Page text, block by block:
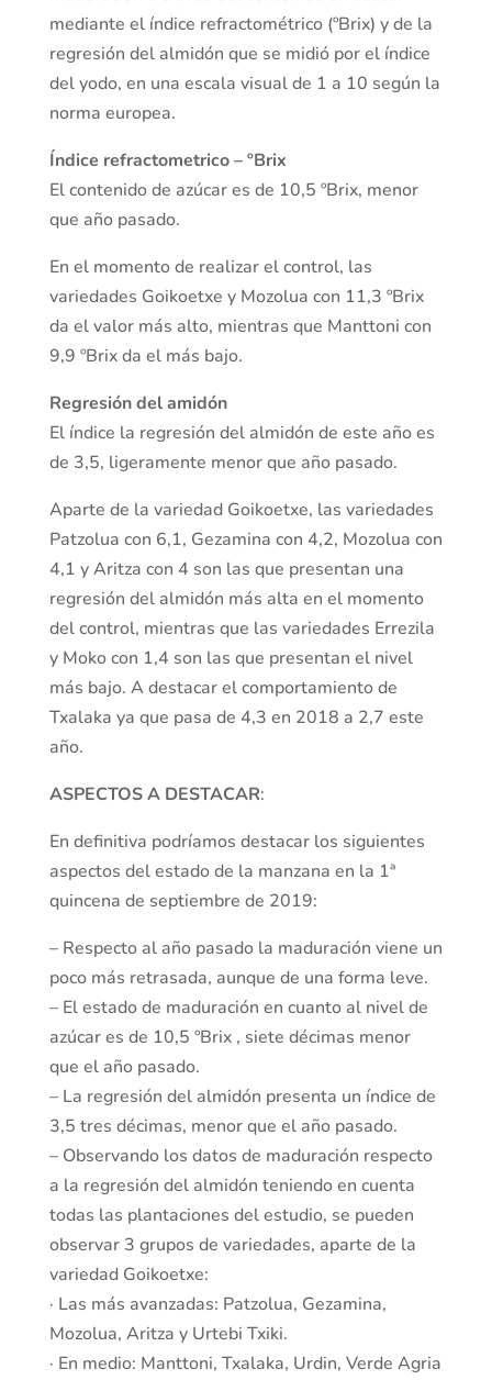
mediante el índice refractométrico (ºBrix) y de la
regresión del almidón que se midió por el índice
del yodo, en una escala visual de 1 a 10 según la
norma europea.
Índice refractometrico – ºBrix
El contenido de azúcar es de 10,5 ºBrix, menor
que año pasado.
En el momento de realizar el control, las
variedades Goikoetxe y Mozolua con 11,3 ºBrix
da el valor más alto, mientras que Manttoni con
9,9 ºBrix da el más bajo.
Regresión del amidón
El índice la regresión del almidón de este año es
de 3,5, ligeramente menor que año pasado.
Aparte de la variedad Goikoetxe, las variedades
Patzolua con 6,1, Gezamina con 4,2, Mozolua con
4,1 y Aritza con 4 son las que presentan una
regresión del almidón más alta en el momento
del control, mientras que las variedades Errezila
y Moko con 1,4 son las que presentan el nivel
más bajo. A destacar el comportamiento de
Txalaka ya que pasa de 4,3 en 2018 a 2,7 este
año.
ASPECTOS A DESTACAR:
En definitiva podríamos destacar los siguientes
aspectos del estado de la manzana en la 1ª
quincena de septiembre de 2019:
– Respecto al año pasado la maduración viene un
poco más retrasada, aunque de una forma leve.
– El estado de maduración en cuanto al nivel de
azúcar es de 10,5 ºBrix , siete décimas menor
que el año pasado.
– La regresión del almidón presenta un índice de
3,5 tres décimas, menor que el año pasado.
– Observando los datos de maduración respecto
a la regresión del almidón teniendo en cuenta
todas las plantaciones del estudio, se pueden
observar 3 grupos de variedades, aparte de la
variedad Goikoetxe:
· Las más avanzadas: Patzolua, Gezamina,
Mozolua, Aritza y Urtebi Txiki.
· En medio: Manttoni, Txalaka, Urdin, Verde Agria